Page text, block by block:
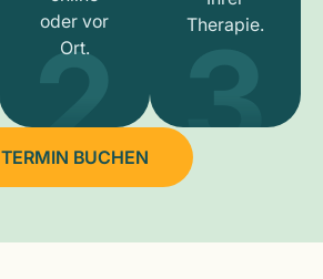
oder vor
Ort.
2
Therapie.
3
TERMIN BUCHEN